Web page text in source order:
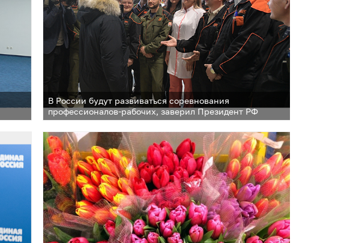
В России будут развиваться соревнования
профессионалов-рабочих, заверил Президент РФ